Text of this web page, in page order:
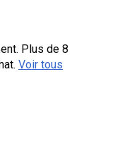
Plus de 8
Voir tous